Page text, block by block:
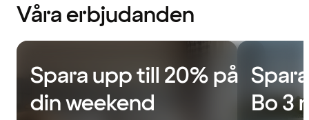
Våra erbjudanden
Spara upp till 20% på
din weekend
Bo 3